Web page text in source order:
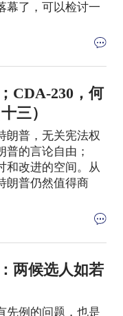
幕了，可以检讨一
CDA-230，何
三）
朗普，无关宪法权
的言论自由；
和改进的空间。从
朗普仍然值得商
两候选人如若
先例的问题，也是